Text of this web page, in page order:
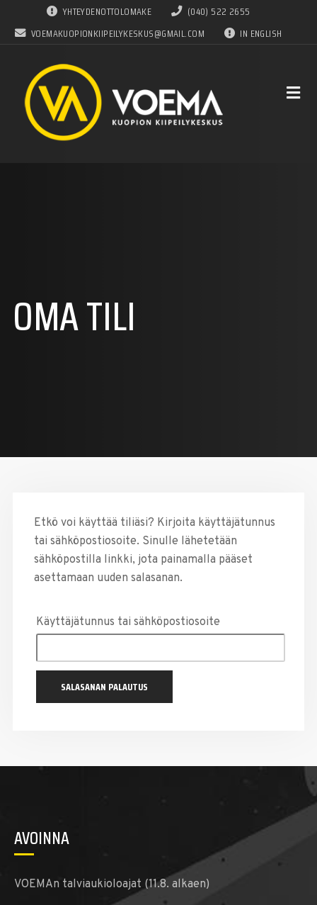
YHTEYDENOTTOLOMAKE
(040) 522 2655
VOEMAKUOPIONKIIPEILYKESKUS@GMAIL.COM
IN ENGLISH
OMA TILI
Etkö voi käyttää tiliäsi? Kirjoita käyttäjätunnus
tai sähköpostiosoite. Sinulle lähetetään
sähköpostilla linkki, jota painamalla pääset
asettamaan uuden salasanan.
Käyttäjätunnus tai sähköpostiosoite
SALASANAN PALAUTUS
AVOINNA
VOEMAn talviaukioloajat (11.8. alkaen)